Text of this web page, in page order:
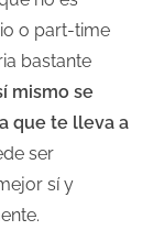
o part-time
bastante
mismo se
que te lleva a
ser
sí y